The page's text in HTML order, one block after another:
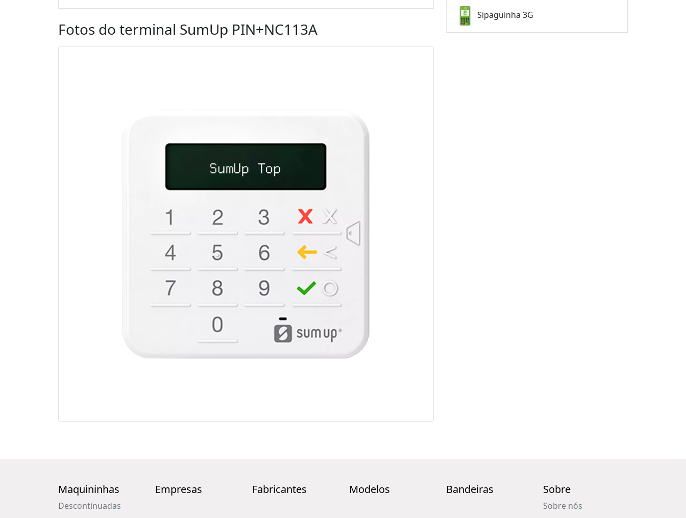
Fotos do terminal SumUp PIN+NC113A
Sipaguinha 3G
Maquininhas
Descontinuadas
Empresas Fabricantes Modelos Bandeiras Sobre
Sobre nós